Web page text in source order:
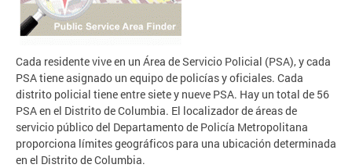
Cada residente vive en un Área de Servicio Policial (PSA), y cada
PSA tiene asignado un equipo de policías y oficiales. Cada
distrito policial tiene entre siete y nueve PSA. Hay un total de 56
PSA en el Distrito de Columbia. El localizador de áreas de
servicio público del Departamento de Policía Metropolitana
proporciona límites geográficos para una ubicación determinada
en el Distrito de Columbia.